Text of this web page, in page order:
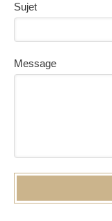
Sujet
Message